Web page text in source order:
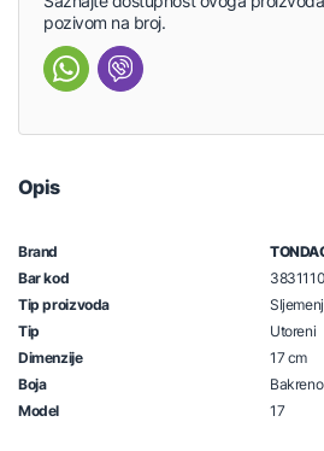
pozivom na broj.
Opis
Brand
Bar kod
Tip proizvoda
Tip
Utoreni
Dimenzije
17 cm
Boja
Model
17